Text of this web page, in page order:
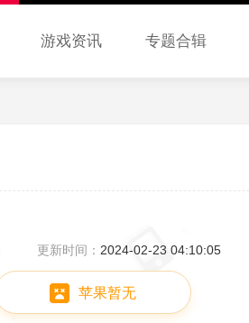
游戏资讯 专题合辑
更新时间： 2024-02-23 04:10:05
苹果暂无